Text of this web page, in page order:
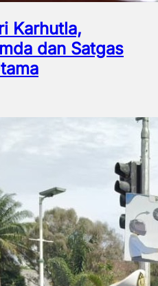
Karhutla,
dan Satgas